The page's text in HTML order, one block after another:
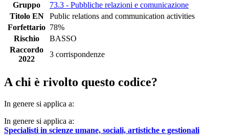
Gruppo
73.3 - Pubbliche relazioni e comunicazione
Titolo EN
Public relations and communication activities
Forfettario 78%
Rischio
BASSO
Raccordo
2022
3 corrispondenze
A chi è rivolto questo codice?
In genere si applica a:
In genere si applica a:
Specialisti in scienze umane, sociali, artistiche e gestionali